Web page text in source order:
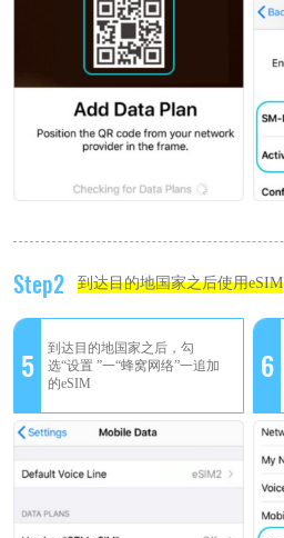
Step2 到达目的地国家之后使用eSIM
5
到达目的地国家之后，勾
选“设置 ”一“蜂窝网络”一追加
的eSIM
6